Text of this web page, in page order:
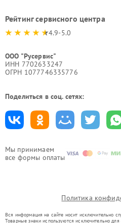
Мы принимаем
все формы оплаты
Рейтинг сервисного центра
4.9-5.0
ООО "Русервис"
ИНН 7702633247
ОГРН 1077746335776
Поделиться в соц. сетях:
Политика
Вся информация на сайте носит исключительно
Товарные знаки используются исключительно